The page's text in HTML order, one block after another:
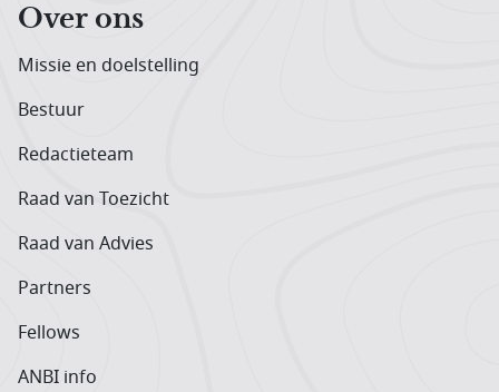
Over ons
Missie en doelstelling
Bestuur
Redactieteam
Raad van Toezicht
Raad van Advies
Partners
Fellows
ANBI info